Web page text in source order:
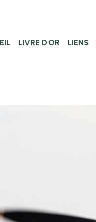
LIVRE D'OR LIENS